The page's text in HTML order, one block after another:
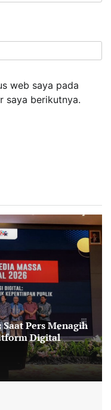
web saya pada
saya berikutnya.
Pers Menagih
Digital